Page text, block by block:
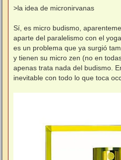
n
j
e
>la idea de micronirvanas
Sí, es micro budismo,
aparte del paralelismo con el
es un problema que ya surgió
y tienen su micro zen (no en
apenas trata nada del budismo.
inevitable con todo lo que toca